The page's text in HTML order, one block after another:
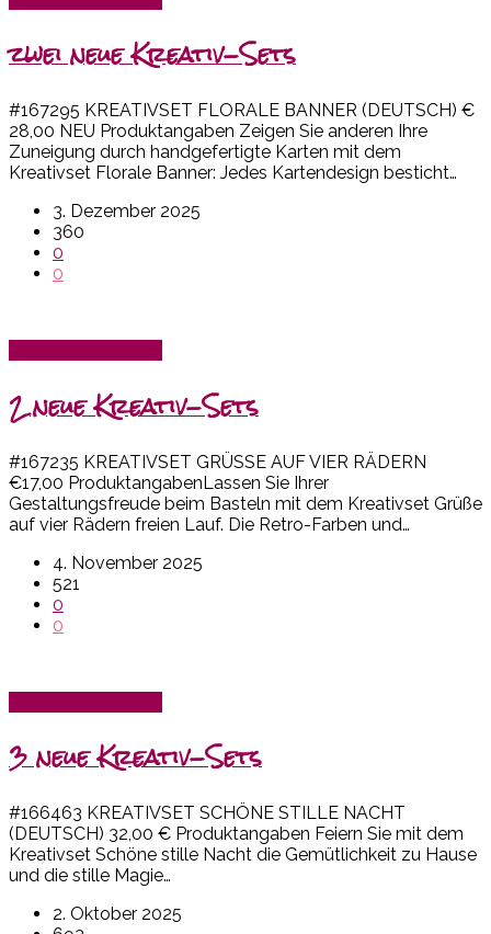
zwei neue Kreativ-Sets
#167295 KREATIVSET FLORALE BANNER (DEUTSCH) €
28,00 NEU Produktangaben Zeigen Sie anderen Ihre
Zuneigung durch handgefertigte Karten mit dem
Kreativset Florale Banner: Jedes Kartendesign besticht…
3. Dezember 2025
360
0
0
2 neue Kreativ-Sets
#167235 KREATIVSET GRÜSSE AUF VIER RÄDERN
€17,00 ProduktangabenLassen Sie Ihrer
Gestaltungsfreude beim Basteln mit dem Kreativset Grüße
auf vier Rädern freien Lauf. Die Retro-Farben und…
4. November 2025
521
0
0
3 neue Kreativ-Sets
#166463 KREATIVSET SCHÖNE STILLE NACHT
(DEUTSCH) 32,00 € Produktangaben Feiern Sie mit dem
Kreativset Schöne stille Nacht die Gemütlichkeit zu Hause
und die stille Magie…
2. Oktober 2025